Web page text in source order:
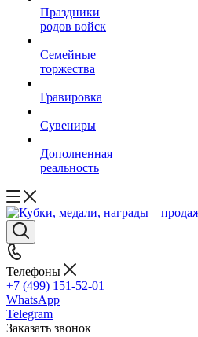
Праздники
родов войск
Семейные
торжества
Гравировка
Сувениры
Дополненная
реальность
Телефоны
+7 (499) 151-52-01
WhatsApp
Telegram
Заказать звонок